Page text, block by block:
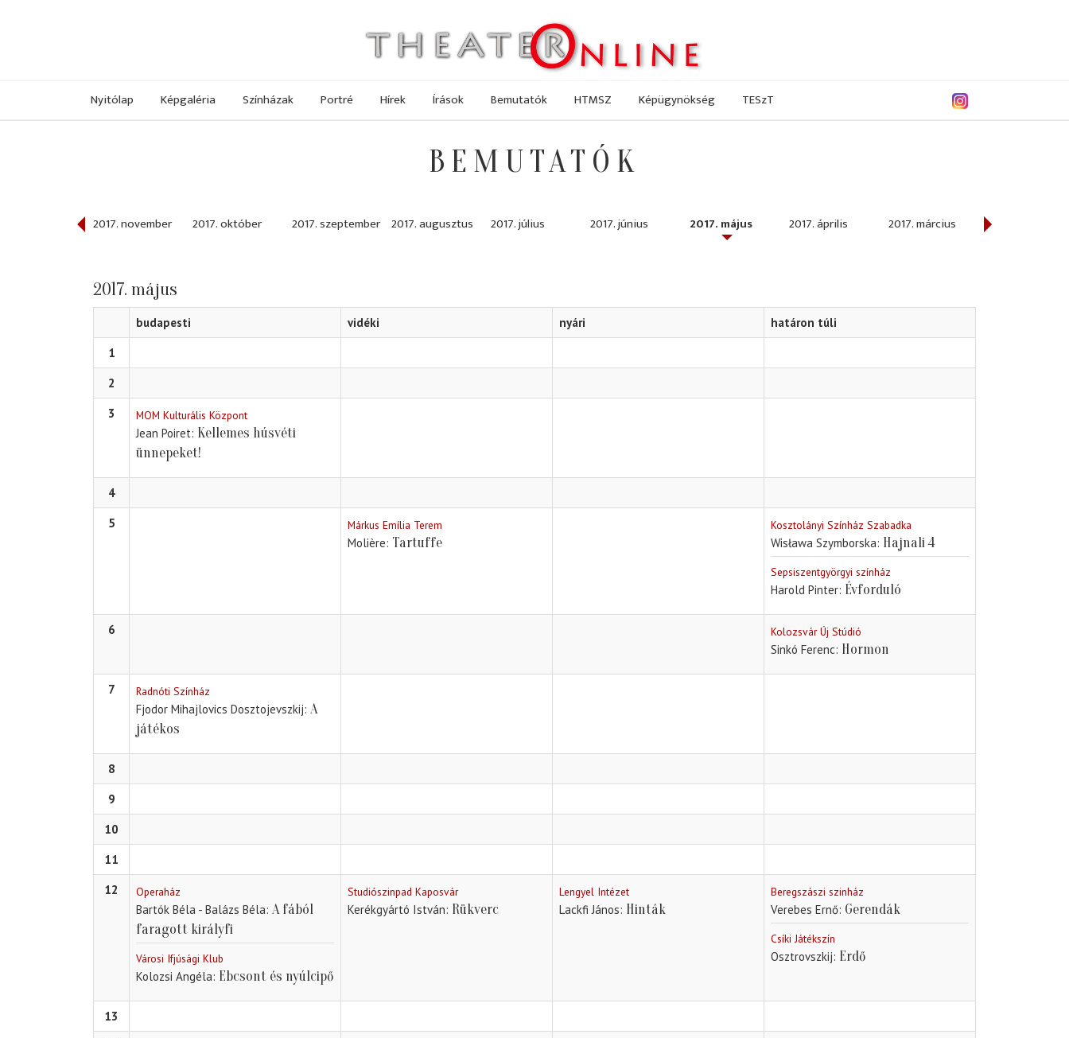
Nyitólap Képgaléria Színházak Portré Hírek Írások Bemutatók HTMSZ Képügynökség TESzT
BEMUTATÓK
2017. november 2017. október 2017. szeptember 2017. augusztus 2017. július 2017. június 2017. május 2017. április 2017. március 2017. február
2017. május
budapesti vidéki nyári
határon túli
1
2
3
MOM Kulturális Központ
Jean Poiret Kellemes húsvéti
ünnepeket!
4
5
Márkus Emília Terem
Molière Tartuffe
Kosztolányi Színház Szabadka
Wisława Szymborska Hajnali 4
Sepsiszentgyörgyi színház
Harold Pinter Évforduló
6 Kolozsvár Új Stúdió
Sinkó Ferenc Hormon
7 Radnóti Színház
Fjodor Mihajlovics Dosztojevszkij A
játékos
8
9
10
11
12
Operaház
Bartók Béla - Balázs Béla A fából
faragott királyfi
Városi Ifjúsági Klub
Kolozsi Angéla Ebcsont és nyúlcipő
Studiószinpad Kaposvár
Kerékgyártó István Rükverc
Lengyel Intézet
Lackfi János Hinták
Beregszászi szinház
Verebes Ernő Gerendák
Csíki Játékszín
Osztrovszkij Erdő
13